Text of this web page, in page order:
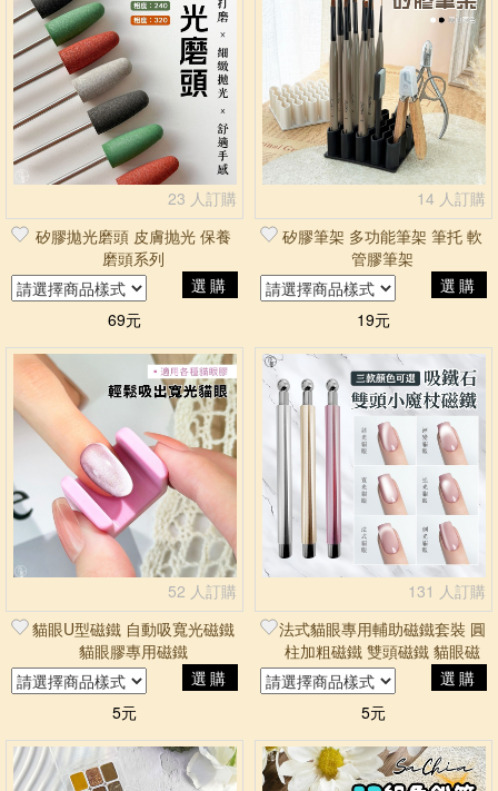
23 人訂購
矽膠拋光磨頭 皮膚抛光 保養
磨頭系列
選購
69元
14 人訂購
矽膠筆架 多功能筆架 筆托 軟
管膠筆架
選購
19元
52 人訂購
貓眼U型磁鐵 自動吸寬光磁鐵
貓眼膠專用磁鐵
選購
5元
131 人訂購
法式貓眼專用輔助磁鐵套裝 圓
柱加粗磁鐵 雙頭磁鐵 貓眼磁
鐵
選購
5元